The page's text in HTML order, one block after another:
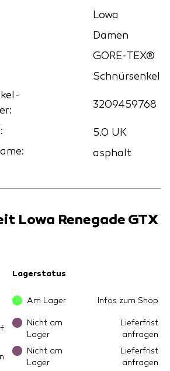
Lowa
Damen
GORE-TEX®
Schnürsenkel
3209459768
5.0 UK
asphalt
Lowa Renegade GTX
Lagerstatus
Am Lager Infos zum Shop
Nicht am
Lager
Lieferfrist
anfragen
Nicht am
Lager
Lieferfrist
anfragen